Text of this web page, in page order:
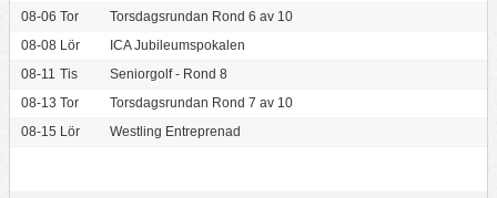
08-06 Tor
Torsdagsrundan Rond 6 av 10
08-08 Lör
ICA Jubileumspokalen
08-11 Tis
Seniorgolf - Rond 8
08-13 Tor
Torsdagsrundan Rond 7 av 10
08-15 Lör Westling Entreprenad